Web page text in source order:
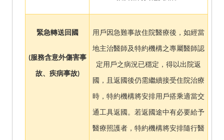
緊急轉送回國
(服務含意外傷害事
故、疾病事故)
用戶因急難事故住院醫療後，如經當
地主治醫師及特約機構之專屬醫師認
定用戶之病況已穩定，得以出院返
國，且返國後仍需繼續接受住院治療
時，特約機構將安排用戶搭乘適當交
通工具返國。若返國途中有必要給予
醫療照護者，特約機構將安排隨行醫